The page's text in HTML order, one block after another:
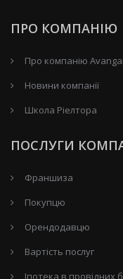
ПРО КОМПАНІЮ
Про компанію
Новини компанії
Школа Ріелтора
ПОСЛУГИ
Франшиза
Покупцю
Орендодавцю
Вартість послуг
Іпотека в провідних